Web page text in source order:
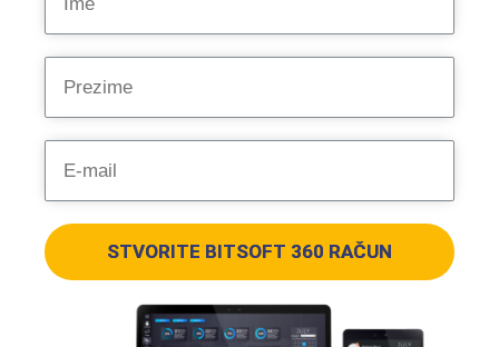
STVORITE BITSOFT 360 RAČUN